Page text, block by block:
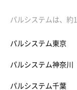
パルシステムは、約
パルシステム東京
パルシステム神奈川
パルシステム千葉